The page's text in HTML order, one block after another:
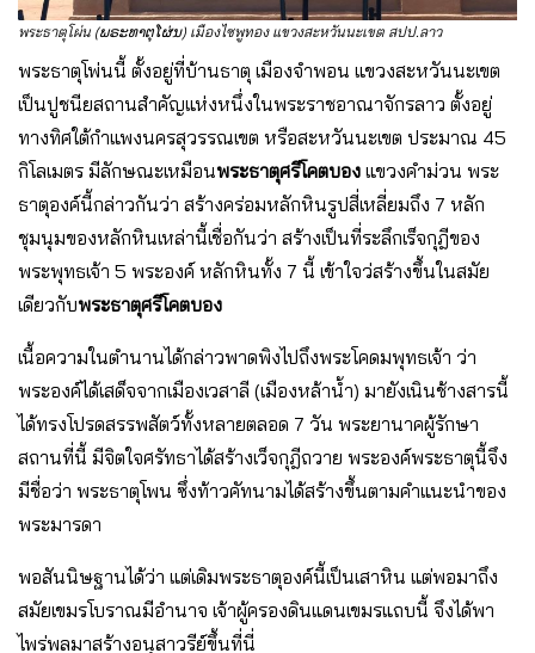
พระธาตุโผ่น (ພຣະທາຕຸໂຜ່ນ) เมืองไซพูทอง แขวงสะหวันนะเขต สปป.ลาว
พระธาตุโพ่นนี้ ตั้งอยู่ที่บ้านธาตุ เมืองจําพอน แขวงสะหวันนะเขต
เป็นปูชนียสถานสําคัญแห่งหนึ่งในพระราชอาณาจักรลาว ตั้งอยู่
ทางทิศใต้กําแพงนครสุวรรณเขต หรือสะหวันนะเขต ประมาณ 45
กิโลเมตร มีลักษณะเหมือนพระธาตุศรีโคตบอง แขวงคําม่วน พระ
ธาตุองค์นี้กล่าวกันว่า สร้างคร่อมหลักหินรูปสี่เหลี่ยมถึง 7 หลัก
ชุมนุมของหลักหินเหล่านี้เชื่อกันว่า สร้างเป็นที่ระลึกเร็จกุฎีของ
พระพุทธเจ้า 5 พระองค์ หลักหินทั้ง 7 นี้ เข้าใจว่สร้างขึ้นในสมัย
เดียวกับพระธาตุศรีโคตบอง
เนื้อความในตํานานได้กล่าวพาดพิงไปถึงพระโคดมพุทธเจ้า ว่า
พระองค์ได้เสด็จจากเมืองเวสาลี (เมืองหล้าน้ำ) มายังเนินช้างสารนี้
ได้ทรงโปรดสรรพสัตว์ทั้งหลายตลอด 7 วัน พระยานาคผู้รักษา
สถานที่นี้ มีจิตใจศรัทธาได้สร้างเว็จกุฎีถวาย พระองค์พระธาตุนี้จึง
มีชื่อว่า พระธาตุโพน ซึ่งท้าวคัทนามได้สร้างขึ้นตามคําแนะนําของ
พระมารดา
พอสันนิษฐานได้ว่า แต่เดิมพระธาตุองค์นี้เป็นเสาหิน แต่พอมาถึง
สมัยเขมรโบราณมีอํานาจ เจ้าผู้ครองดินแดนเขมรแถบนี้ จึงได้พา
ไพร่พลมาสร้างอนุสาวรีย์ขึ้นที่นี่